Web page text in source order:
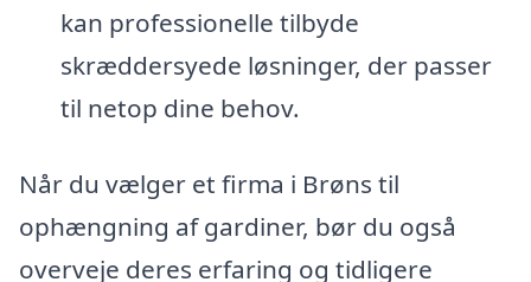
kan professionelle tilbyde
skræddersyede løsninger, der passer
til netop dine behov.
Når du vælger et firma i Brøns til
ophængning af gardiner, bør du også
overveje deres erfaring og tidligere